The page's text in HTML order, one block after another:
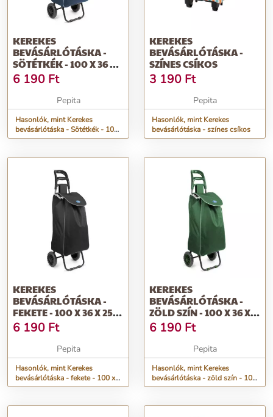
KEREKES
BEVÁSÁRLÓTÁSKA -
SÖTÉTKÉK - 100 X 36 X
25 CM
6 190 Ft
Pepita
Hasonlók, mint Kerekes
bevásárlótáska - Sötétkék - 100
x 36 x 25 cm
KEREKES
BEVÁSÁRLÓTÁSKA -
SZÍNES CSÍKOS
3 190 Ft
Pepita
Hasonlók, mint Kerekes
bevásárlótáska - színes csíkos
KEREKES
BEVÁSÁRLÓTÁSKA -
FEKETE - 100 X 36 X 25
CM
6 190 Ft
Pepita
Hasonlók, mint Kerekes
bevásárlótáska - fekete - 100 x
36 x 25 cm
KEREKES
BEVÁSÁRLÓTÁSKA -
ZÖLD SZÍN - 100 X 36 X
25 CM
6 190 Ft
Pepita
Hasonlók, mint Kerekes
bevásárlótáska - zöld szín - 100
x 36 x 25 cm